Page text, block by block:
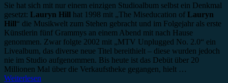
Sie hat sich mit nur einem einzigen Studioalbum selbst ein Denkmal
gesetzt: Lauryn Hill hat 1998 mit „The Miseducation of Lauryn
Hill“ die Musikwelt zum Stehen gebracht und im Folgejahr als erste
Künstlerin fünf Grammys an einem Abend mit nach Hause
genommen. Zwar folgte 2002 mit „MTV Unplugged No. 2.0“ ein
Livealbum, das diverse neue Titel bereithielt – diese wurden jedoch
nie im Studio aufgenommen. Bis heute ist das Debüt über 20
Millionen Mal über die Verkaufstheke gegangen, hielt …
Weiterlesen